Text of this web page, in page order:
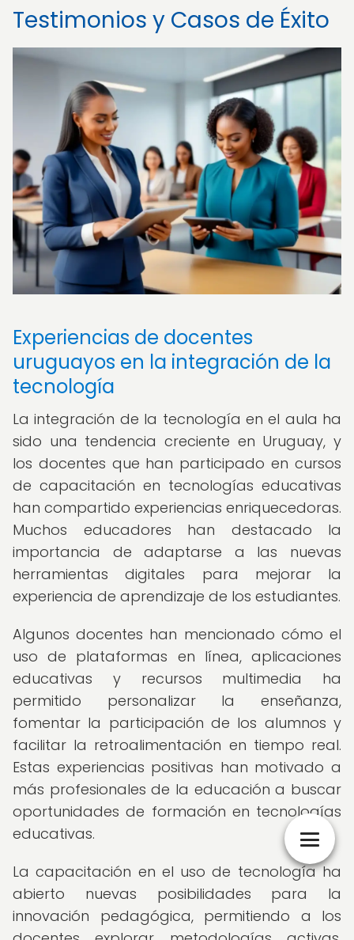
Testimonios y Casos de Éxito
Experiencias de docentes
uruguayos en la integración de la
tecnología
La integración de la tecnología en el aula ha
sido una tendencia creciente en Uruguay, y
los docentes que han participado en cursos
de capacitación en tecnologías educativas
han compartido experiencias enriquecedoras.
Muchos educadores han destacado la
importancia de adaptarse a las nuevas
herramientas digitales para mejorar la
experiencia de aprendizaje de los estudiantes.
Algunos docentes han mencionado cómo el
uso de plataformas en línea, aplicaciones
educativas y recursos multimedia ha
permitido personalizar la enseñanza,
fomentar la participación de los alumnos y
facilitar la retroalimentación en tiempo real.
Estas experiencias positivas han motivado a
más profesionales de la educación a buscar
oportunidades de formación en tecnologías
educativas.
La capacitación en el uso de tecnología ha
abierto nuevas posibilidades para la
innovación pedagógica, permitiendo a los